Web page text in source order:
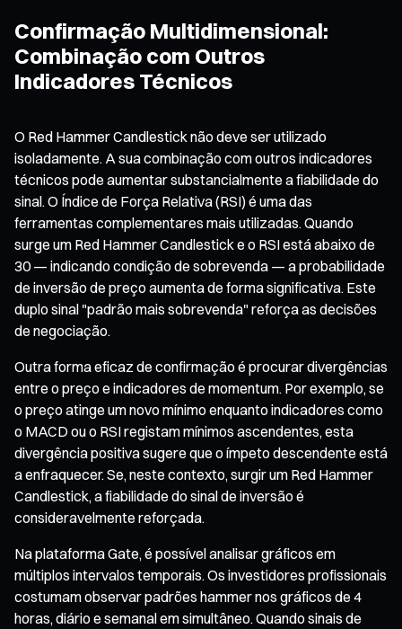
Confirmação Multidimensional:
Combinação com Outros
Indicadores Técnicos
O Red Hammer Candlestick não deve ser utilizado
isoladamente. A sua combinação com outros indicadores
técnicos pode aumentar substancialmente a fiabilidade do
sinal. O Índice de Força Relativa (RSI) é uma das
ferramentas complementares mais utilizadas. Quando
surge um Red Hammer Candlestick e o RSI está abaixo de
30 — indicando condição de sobrevenda — a probabilidade
de inversão de preço aumenta de forma significativa. Este
duplo sinal "padrão mais sobrevenda" reforça as decisões
de negociação.
Outra forma eficaz de confirmação é procurar divergências
entre o preço e indicadores de momentum. Por exemplo, se
o preço atinge um novo mínimo enquanto indicadores como
o MACD ou o RSI registam mínimos ascendentes, esta
divergência positiva sugere que o ímpeto descendente está
a enfraquecer. Se, neste contexto, surgir um Red Hammer
Candlestick, a fiabilidade do sinal de inversão é
consideravelmente reforçada.
Na plataforma Gate, é possível analisar gráficos em
múltiplos intervalos temporais. Os investidores profissionais
costumam observar padrões hammer nos gráficos de 4
horas, diário e semanal em simultâneo. Quando sinais de